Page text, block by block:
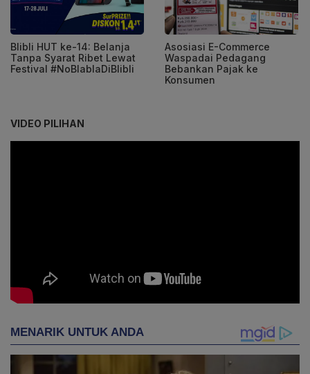
Blibli HUT ke-14: Belanja
Tanpa Syarat Ribet Lewat
Festival #NoBlablaDiBlibli
Asosiasi E-Commerce
Waspadai Pedagang
Bebankan Pajak ke
Konsumen
VIDEO PILIHAN